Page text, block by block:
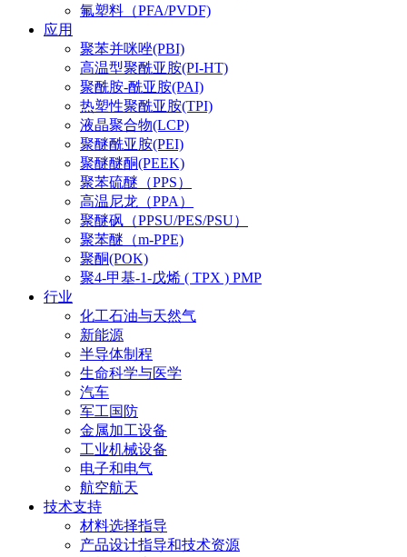
氟塑料（PFA/PVDF)
应用
聚苯并咪唑(PBI)
高温型聚酰亚胺(PI-HT)
聚酰胺-酰亚胺(PAI)
热塑性聚酰亚胺(TPI)
液晶聚合物(LCP)
聚醚酰亚胺(PEI)
聚醚醚酮(PEEK)
聚苯硫醚（PPS）
高温尼龙（PPA）
聚醚砜（PPSU/PES/PSU）
聚苯醚（m-PPE)
聚酮(POK)
聚4-甲基-1-戊烯 ( TPX ) PMP
行业
化工石油与天然气
新能源
半导体制程
生命科学与医学
汽车
军工国防
金属加工设备
工业机械设备
电子和电气
航空航天
技术支持
材料选择指导
产品设计指导和技术资源